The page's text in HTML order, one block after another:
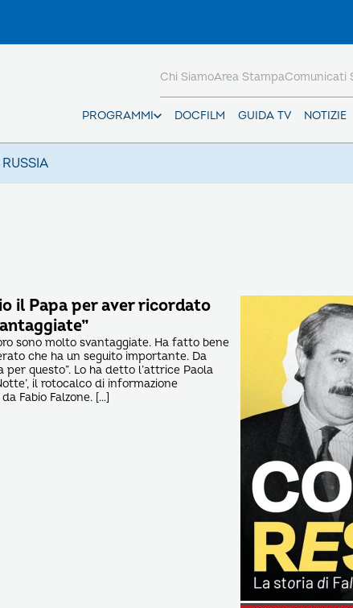
PROGRAMMI DOCFILM GUIDA TV NOTIZIE
Chi SiamoArea StampaComunicati
il Papa per aver ricordato
sono molto svantaggiate. Ha fatto bene
che ha un seguito importante. Da
questo”. Lo ha detto l’attrice Paola
il rotocalco di informazione
Fabio Falzone. […]